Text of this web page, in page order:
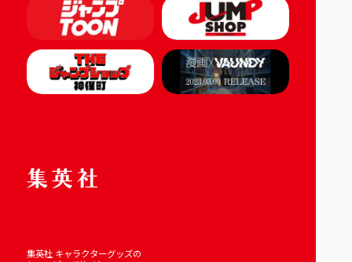
集英社 キャラクターグッズの